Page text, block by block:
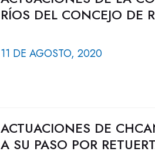
RÍOS DEL CONCEJO DE
11 DE AGOSTO, 2020
ACTUACIONES DE
A SU PASO POR